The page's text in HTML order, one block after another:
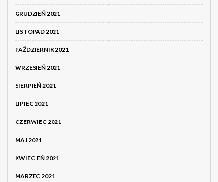
GRUDZIEŃ 2021
LISTOPAD 2021
PAŹDZIERNIK 2021
WRZESIEŃ 2021
SIERPIEŃ 2021
LIPIEC 2021
CZERWIEC 2021
MAJ 2021
KWIECIEŃ 2021
MARZEC 2021